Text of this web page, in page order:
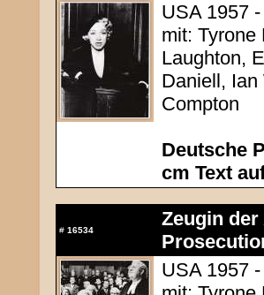
USA 1957
mit: Tyrone
Laughton,
Daniell, Ian
Compton
Deutsche
cm Text
# 16534
Zeugin
USA 1957